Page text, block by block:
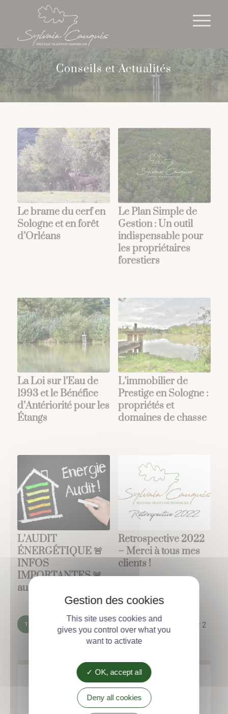
Conseils et Actualités
Le brame du cerf en
Sologne et en forêt
d’Orléans
Le Plan Simple de
Gestion : Un outil
indispensable pour
les propriétaires
forestiers
La Loi sur l’Eau de
1993 et ​​le Bénéfice
d’Antériorité pour les
Étangs
L’immobilier de
Prestige en Sologne :
propriétés et
domaines de chasse
L’AUDIT
ÉNERGÉTIQUE 🚨
INFOS
IMPORTANTES 🚨
au 1er Avril 2023
Retrospective 2022
– Merci à tous mes
clients !
Page 1 sur 2
1
Contact
Cookies management panel
This site uses cookies and
gives you control over what you
want to activate
OK, accept all
Deny all cookies